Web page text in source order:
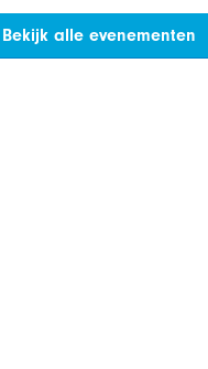
Bekijk alle evenementen